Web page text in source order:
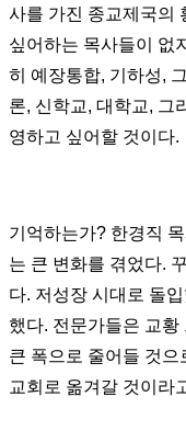
사를 가진 종교제국의
싶어하는 목사들이 없
히 예장통합, 기하성,
론, 신학교, 대학교, 그
영하고 싶어할 것이다.
기억하는가? 한경직
는 큰 변화를 겪었다.
다. 저성장 시대로 돌
했다. 전문가들은 교
큰 폭으로 줄어들 것
교회로 옮겨갈 것이라